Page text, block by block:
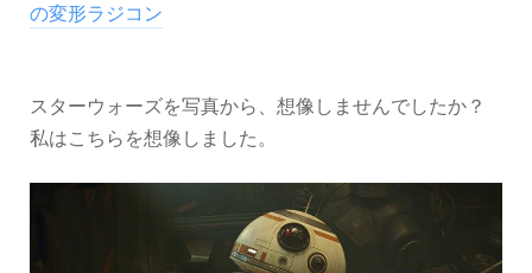
の変形ラジコン
スターウォーズを写真から、想像しませんでしたか？
私はこちらを想像しました。